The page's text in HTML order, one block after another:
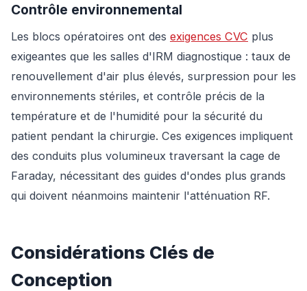
Contrôle environnemental
Les blocs opératoires ont des exigences CVC plus
exigeantes que les salles d'IRM diagnostique : taux de
renouvellement d'air plus élevés, surpression pour les
environnements stériles, et contrôle précis de la
température et de l'humidité pour la sécurité du
patient pendant la chirurgie. Ces exigences impliquent
des conduits plus volumineux traversant la cage de
Faraday, nécessitant des guides d'ondes plus grands
qui doivent néanmoins maintenir l'atténuation RF.
Considérations Clés de
Conception